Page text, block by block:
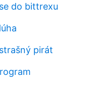
do bittrexu
pirát